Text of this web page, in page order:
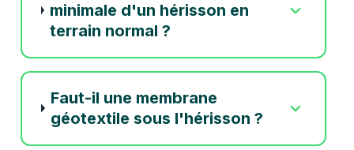
minimale d'un hérisson en
terrain normal ?
Faut-il une membrane
géotextile sous l'hérisson ?